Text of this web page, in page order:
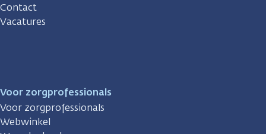
Contact
Vacatures
Voor zorgprofessionals
Voor zorgprofessionals
Webwinkel